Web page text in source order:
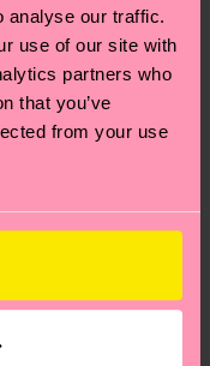
analyse our traffic.
use of our site with
partners who
that you’ve
from your use
In unserem
findest du die